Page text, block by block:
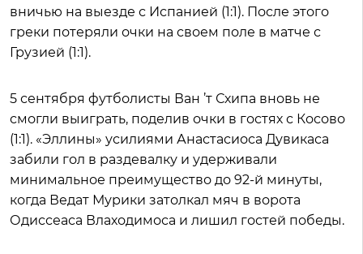
вничью на выезде с Испанией (1:1). После этого
греки потеряли очки на своем поле в матче с
Грузией (1:1).
5 сентября футболисты Ван ’т Схипа вновь не
смогли выиграть, поделив очки в гостях с Косово
(1:1). «Эллины» усилиями Анастасиоса Дувикаса
забили гол в раздевалку и удерживали
минимальное преимущество до 92-й минуты,
когда Ведат Мурики затолкал мяч в ворота
Одиссеаса Влаходимоса и лишил гостей победы.